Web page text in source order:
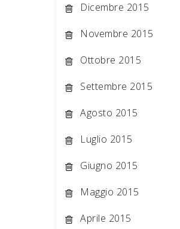
Dicembre 2015
Novembre 2015
Ottobre 2015
Settembre 2015
Agosto 2015
Luglio 2015
Giugno 2015
Maggio 2015
Aprile 2015